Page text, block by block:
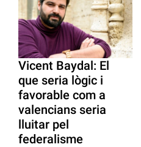
Vicent Baydal: El
que seria lògic i
favorable com a
valencians seria
lluitar pel
federalisme